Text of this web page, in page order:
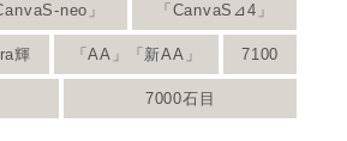
neo」 「CanvaS⊿4」
輝 「AA」「新AA」 7100
7000石目